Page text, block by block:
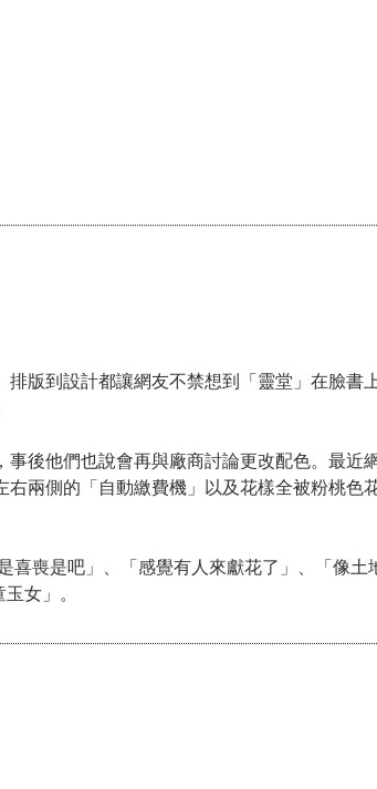
版到設計都讓網友不禁想到「靈堂」在臉書
後他們也說會再與廠商討論更改配色。最近
兩側的「自動繳費機」以及花樣全被粉桃色
喜喪是吧」、「感覺有人來獻花了」、「像土
女」。